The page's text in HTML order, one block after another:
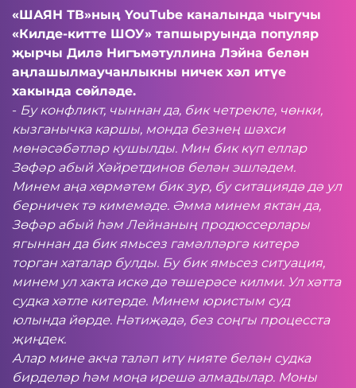
«ШАЯН ТВ»ның YouTube каналында чыгучы
«Килде-китте ШОУ» тапшыруында популяр
җырчы Дилә Нигъмәтуллина Лэйна белән
аңлашылмаучанлыкны ничек хәл итүе
хакында сөйләде.
- Бу конфликт, чыннан да, бик четрекле, чөнки,
кызганычка каршы, монда безнең шәхси
мөнәсәбәтләр кушылды. Мин бик күп еллар
Зөфәр абый Хәйретдинов белән эшләдем.
Минем аңа хөрмәтем бик зур, бу ситациядә дә ул
берничек тә кимемәде. Әмма минем яктан да,
Зөфәр абый һәм Лейнаның продюссерлары
ягыннан да бик ямьсез гамәлләргә китерә
торган хаталар булды. Бу бик ямьсез ситуация,
минем ул хакта искә дә төшерәсе килми. Ул хәтта
судка хәтле китерде. Минем юристым суд
юлында йөрде. Нәтиҗәдә, без соңгы процесста
җиңдек.
Алар мине акча таләп итү нияте белән судка
бирделәр һәм моңа ирешә алмадылар. Моны